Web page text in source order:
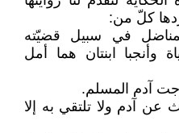
كلّ من:
في سبيل قضيّته
وأنجبا ابنتان هما أمل
آدم المسلم.
عن آدم ولا تلتقي به إلا